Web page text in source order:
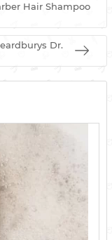
Hair Shampoo
Dr.